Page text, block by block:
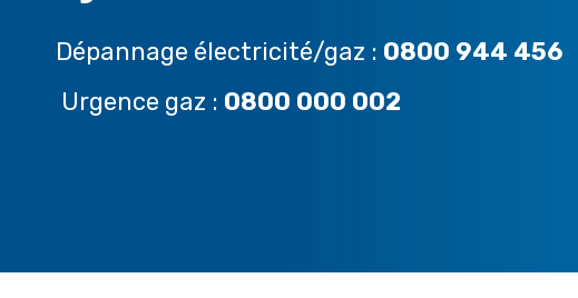
Dépannage électricité/gaz : 0800 944 456
Urgence gaz : 0800 000 002